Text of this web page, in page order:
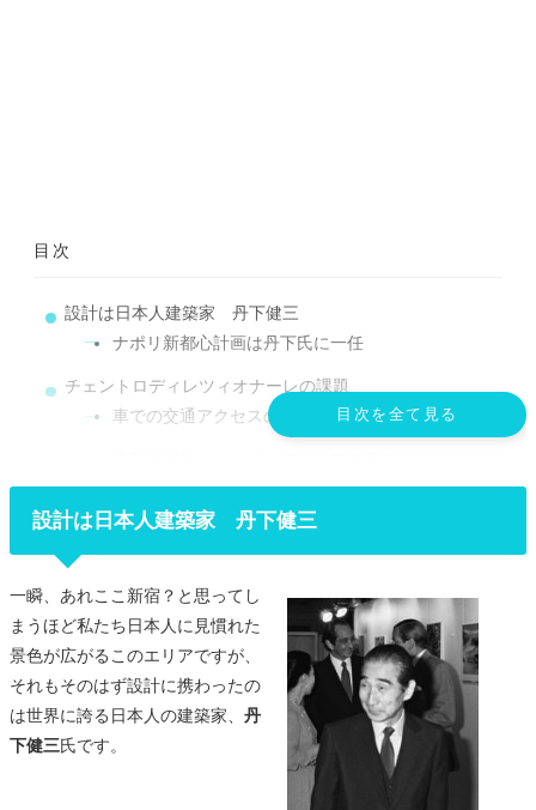
目次
目次を全て見る
設計は日本人建築家 丹下健三
ナポリ新都心計画は丹下氏に一任
チェントロディレツィオナーレの課題
車での交通アクセスの悪さ
設計は日本人建築家 丹下健三
一瞬、あれここ新宿？と思ってし
まうほど私たち日本人に見慣れた
景色が広がるこのエリアですが、
それもそのはず設計に携わったの
は世界に誇る日本人の建築家、 丹
下健三氏です。